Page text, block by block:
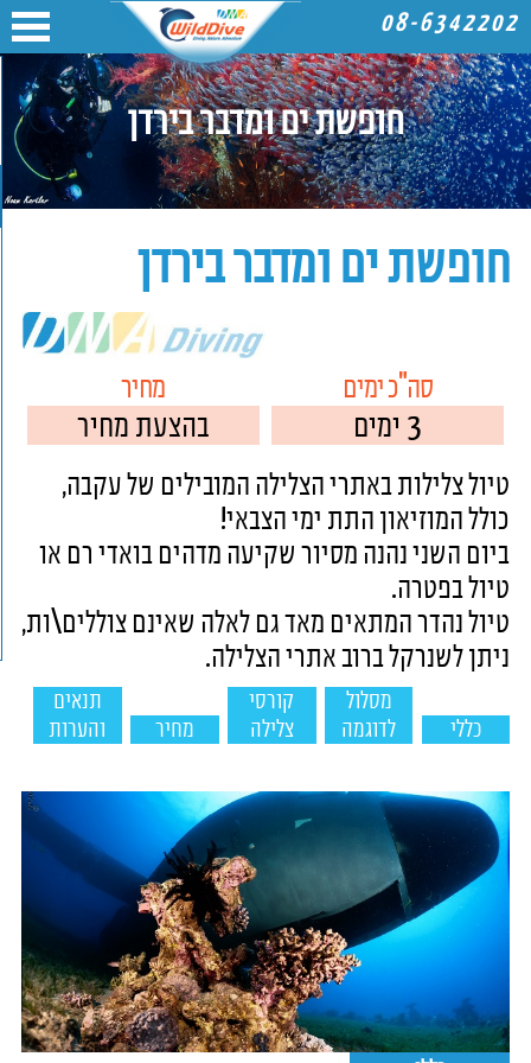
חופשת ים ומדבר בירדן
08-6342202
חופשת ים ומדבר בירדן
סה"כ ימים
3 ימים
מחיר
בהצעת מחיר
טיול צלילות באתרי הצלילה המובילים של עקבה,
כולל המוזיאון התת ימי הצבאי!
ביום השני נהנה מסיור שקיעה מדהים בואדי רם או
טיול בפטרה.
טיול נהדר המתאים מאד גם לאלה שאינם צוללים\ות,
ניתן לשנרקל ברוב אתרי הצלילה.
כללי
מסלול
לדוגמה
קורסי
צלילה
מחיר
תנאים
והערות